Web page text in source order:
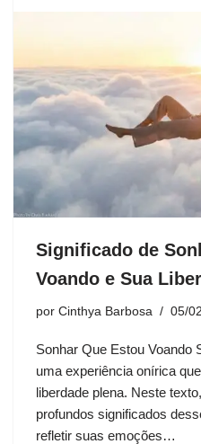
Significado de
Voando e Sua
por Cinthya Barbosa 05/
Sonhar Que Estou Voando
uma experiência onírica
liberdade plena. Neste
profundos significados
refletir suas emoções…